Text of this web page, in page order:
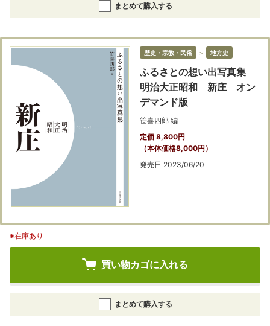
まとめて購入する
歴史・宗教・民俗 ＞ 地方史
ふるさとの想い出写真集
明治大正昭和 新庄 オン
デマンド版
笹喜四郎 編
定価 8,800円
（本体価格8,000円）
発売日 2023/06/20
※在庫あり
買い物カゴに入れる
まとめて購入する